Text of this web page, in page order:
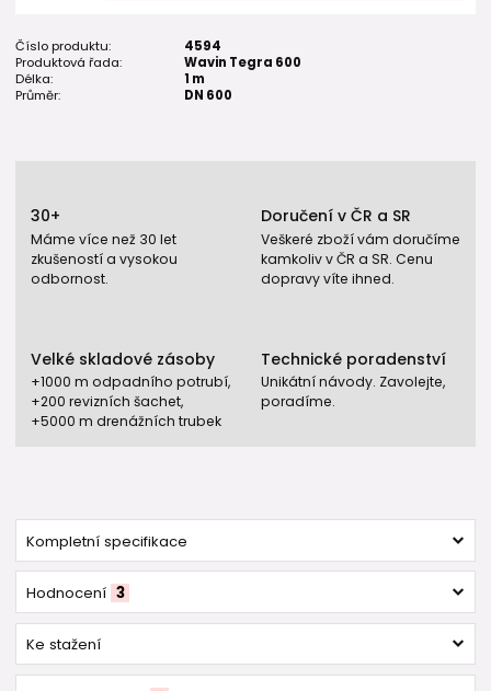
Číslo produktu:
4594
Produktová řada:
Wavin Tegra 600
Délka:
1 m
Průměr:
DN 600
30+
Máme více než 30 let
zkušeností a vysokou
odbornost.
Doručení v ČR a SR
Veškeré zboží vám doručíme
kamkoliv v ČR a SR. Cenu
dopravy víte ihned.
Velké skladové zásoby
+1000 m odpadního potrubí,
+200 revizních šachet,
+5000 m drenážních trubek
Technické poradenství
Unikátní návody. Zavolejte,
poradíme.
Kompletní specifikace
Hodnocení 3
Ke stažení